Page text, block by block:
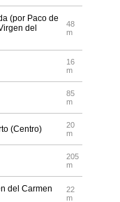
(por Paco de
del
48
m
16
m
85
m
(Centro)
20
m
205
m
del Carmen
22
m